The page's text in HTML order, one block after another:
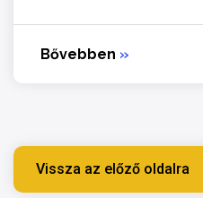
Bővebben »
Vissza az előző oldalra